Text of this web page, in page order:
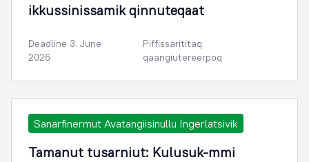
ikkussinissamik qinnuteqaat
Deadline 3. June
2026
Piffissarititaq
qaangiutereerpoq
Sanarfinermut Avatangiisinullu Ingerlatsivik
Tamanut tusarniut: Kulusuk-mmi